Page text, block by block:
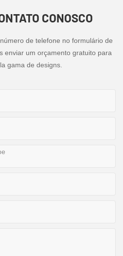
CONOSCO
de telefone no formulário de
enviar um orçamento gratuito para
gama de designs.